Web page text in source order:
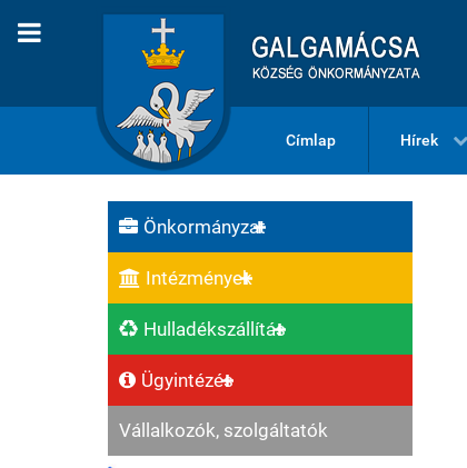
Címlap Hírek
Önkormányzat
Intézmények
Hulladékszállítás
Ügyintézés
Vállalkozók, szolgáltatók